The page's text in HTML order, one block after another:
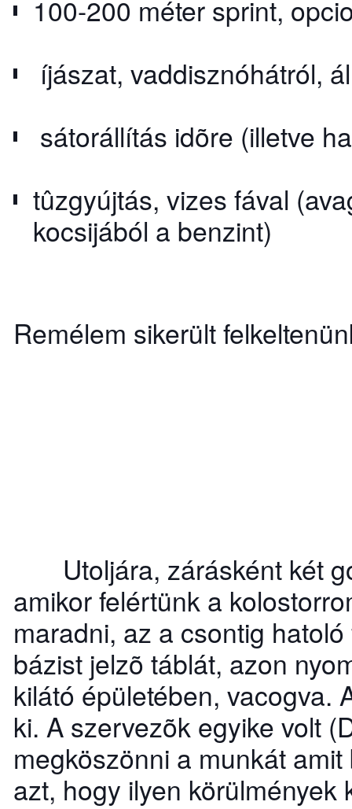
100-200 méter sprint,
íjászat, vaddisznóhátról,
sátorállítás idõre (illetve
tûzgyújtás, vizes fával
kocsijából a benzint)
Remélem sikerült
Utoljára, zárásként két
amikor felértünk a
maradni, az a csontig
bázist jelzõ táblát, azon
kilátó épületében, vacogva.
ki. A szervezõk egyike volt
megköszönni a munkát
azt, hogy ilyen